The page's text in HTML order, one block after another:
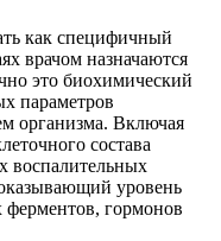
как специфичный
врачом назначаются
это биохимический
параметров
организма. Включая
состава
воспалительных
уровень
гормонов